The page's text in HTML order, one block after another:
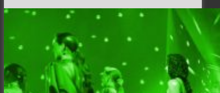
Интерьер и архитектура